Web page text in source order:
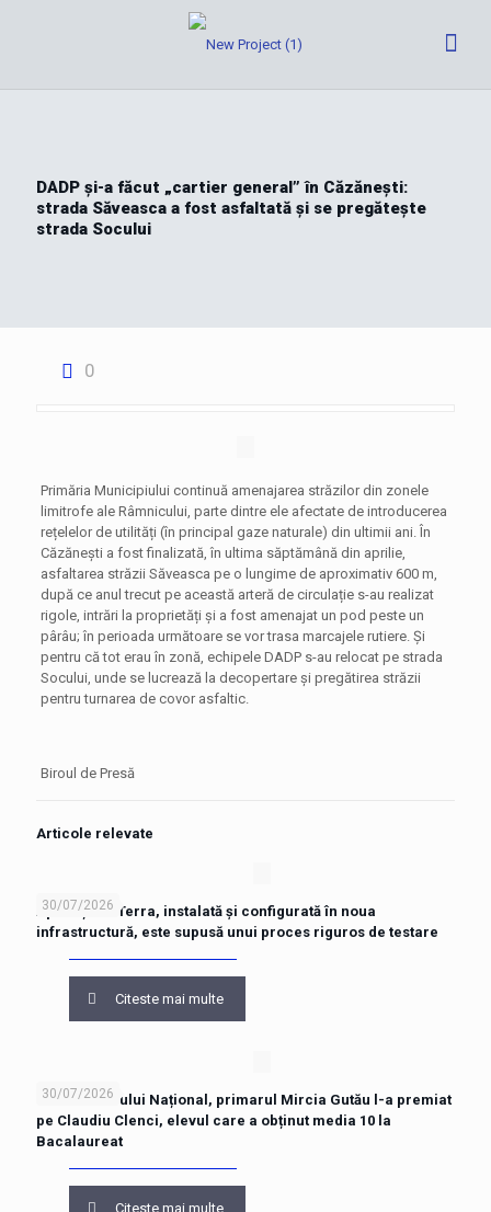
DADP și-a făcut „cartier general” în Căzănești:
strada Săveasca a fost asfaltată și se pregătește
strada Socului
0
Primăria Municipiului continuă amenajarea străzilor din zonele
limitrofe ale Râmnicului, parte dintre ele afectate de introducerea
rețelelor de utilități (în principal gaze naturale) din ultimii ani. În
Căzănești a fost finalizată, în ultima săptămână din aprilie,
asfaltarea străzii Săveasca pe o lungime de aproximativ 600 m,
după ce anul trecut pe această arteră de circulație s-au realizat
rigole, intrări la proprietăți și a fost amenajat un pod peste un
pârâu; în perioada următoare se vor trasa marcajele rutiere. Și
pentru că tot erau în zonă, echipele DADP s-au relocat pe strada
Socului, unde se lucrează la decopertare și pregătirea străzii
pentru turnarea de covor asfaltic.
Biroul de Presă
Articole relevate
30/07/2026
Aplicația e-Terra, instalată și configurată în noua
infrastructură, este supusă unui proces riguros de testare
Citeste mai multe
30/07/2026
De Ziua Imnului Național, primarul Mircia Gutău l-a premiat
pe Claudiu Clenci, elevul care a obținut media 10 la
Bacalaureat
Citeste mai multe